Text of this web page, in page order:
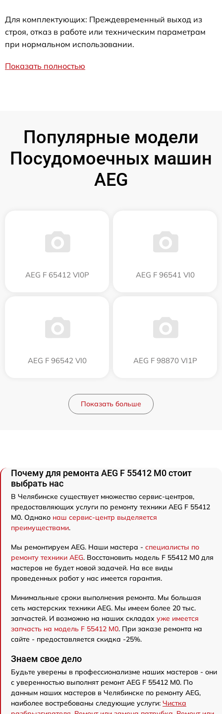
Для комплектующих: Преждевременный выход из
строя, отказ в работе или техническим параметрам
при нормальном использовании.
Показать полностью
Популярные модели
Посудомоечных машин
AEG
AEG F 65412 VI0P AEG F 96541 VI0
AEG F 96542 VI0 AEG F 98870 VI1P
Показать больше
Почему для ремонта AEG F 55412 M0 стоит
выбрать нас
В Челябинске существует множество сервис-центров,
предоставляющих услуги по ремонту техники AEG F 55412
M0. Однако наш сервис-центр выделяется
преимуществами.
Мы ремонтируем AEG. Наши мастера - специалисты по
ремонту техники AEG. Восстановить модель F 55412 M0 для
мастеров не будет новой задачей. На все виды
проведенных работ у нас имеется гарантия.
Минимальные сроки выполнения ремонта. Мы большая
сеть мастерских техники AEG. Мы имеем более 20 тыс.
запчастей. И возможно на наших складах уже имеется
запчасть на модель F 55412 M0. При заказе ремонта на
сайте - предоставляется скидка -25%.
Знаем свое дело
Будьте уверены в профессионализме наших мастеров - они
с уверенностью выполнят ремонт AEG F 55412 M0. По
данным наших мастеров в Челябинске по ремонту AEG,
наиболее востребованы следующие услуги: Чистка